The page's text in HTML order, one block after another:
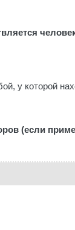
у которой
(если